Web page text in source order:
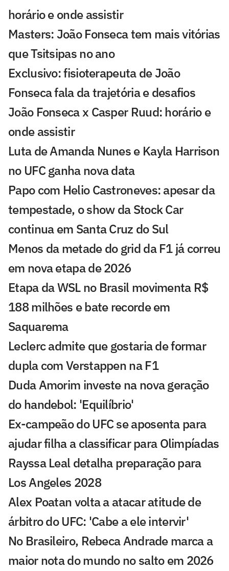
horário e onde assistir
Masters: João Fonseca tem mais vitórias
que Tsitsipas no ano
Exclusivo: fisioterapeuta de João
Fonseca fala da trajetória e desafios
João Fonseca x Casper Ruud: horário e
onde assistir
Luta de Amanda Nunes e Kayla Harrison
no UFC ganha nova data
Papo com Helio Castroneves: apesar da
tempestade, o show da Stock Car
continua em Santa Cruz do Sul
Menos da metade do grid da F1 já correu
em nova etapa de 2026
Etapa da WSL no Brasil movimenta R$
188 milhões e bate recorde em
Saquarema
Leclerc admite que gostaria de formar
dupla com Verstappen na F1
Duda Amorim investe na nova geração
do handebol: 'Equilíbrio'
Ex-campeão do UFC se aposenta para
ajudar filha a classificar para Olimpíadas
Rayssa Leal detalha preparação para
Los Angeles 2028
Alex Poatan volta a atacar atitude de
árbitro do UFC: 'Cabe a ele intervir'
No Brasileiro, Rebeca Andrade marca a
maior nota do mundo no salto em 2026